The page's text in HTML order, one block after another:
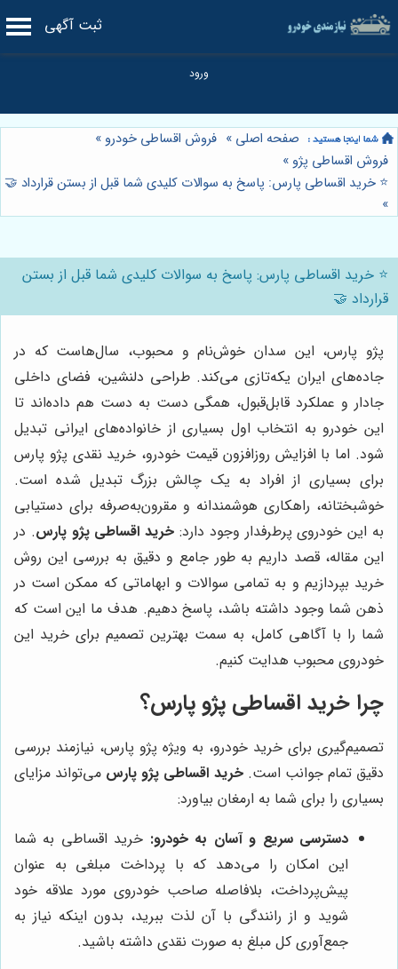
ثبت آگهی
صفحه اصلی » فروش اقساطی خودرو »
فروش اقساطی پژو »
⭐️ خرید اقساطی پارس: پاسخ به سوالات کلیدی شما قبل از بستن قرارداد 🤝
»
⭐️ خرید اقساطی پارس: پاسخ به سوالات کلیدی شما قبل از بستن
قرارداد 🤝
پژو پارس، این سدان خوش‌نام و محبوب، سال‌هاست که در
جاده‌های ایران یکه‌تازی می‌کند. طراحی دلنشین، فضای داخلی
جادار و عملکرد قابل‌قبول، همگی دست به دست هم داده‌اند تا
این خودرو به انتخاب اول بسیاری از خانواده‌های ایرانی تبدیل
شود. اما با افزایش روزافزون قیمت خودرو، خرید نقدی پژو پارس
برای بسیاری از افراد به یک چالش بزرگ تبدیل شده است.
خوشبختانه، راهکاری هوشمندانه و مقرون‌به‌صرفه برای دستیابی
به این خودروی پرطرفدار وجود دارد: خرید اقساطی پژو پارس. در
این مقاله، قصد داریم به طور جامع و دقیق به بررسی این روش
خرید بپردازیم و به تمامی سوالات و ابهاماتی که ممکن است در
ذهن شما وجود داشته باشد، پاسخ دهیم. هدف ما این است که
شما را با آگاهی کامل، به سمت بهترین تصمیم برای خرید این
خودروی محبوب هدایت کنیم.
چرا خرید اقساطی پژو پارس؟
تصمیم‌گیری برای خرید خودرو، به ویژه پژو پارس، نیازمند بررسی
دقیق تمام جوانب است.خرید اقساطی پژو پارس می‌تواند مزایای
بسیاری را برای شما به ارمغان بیاورد:
دسترسی سریع و آسان به خودرو: خرید اقساطی به شما
این امکان را می‌دهد که با پرداخت مبلغی به عنوان
پیش‌پرداخت، بلافاصله صاحب خودروی مورد علاقه خود
شوید و از رانندگی با آن لذت ببرید، بدون اینکه نیاز به
جمع‌آوری کل مبلغ به صورت نقدی داشته باشید.